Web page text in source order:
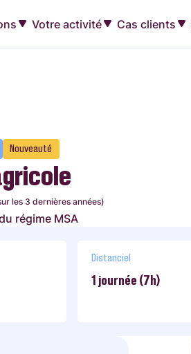
Votre activité Cas clients
Nouveauté
les 3 dernières années)
régime MSA
Distanciel
1 journée (7h)